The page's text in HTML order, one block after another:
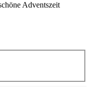
Adventszeit